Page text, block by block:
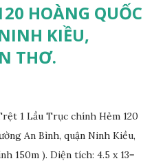
HOÀNG QUỐC
KIỀU,
THƠ.
1 Lầu Trục chính Hẻm 120
An Bình, quận Ninh Kiều,
150m ). Diện tích: 4.5 x 13=